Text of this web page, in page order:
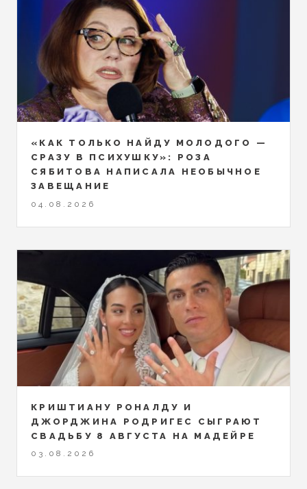
«КАК ТОЛЬКО НАЙДУ МОЛОДОГО —
СРАЗУ В ПСИХУШКУ»: РОЗА
СЯБИТОВА НАПИСАЛА НЕОБЫЧНОЕ
ЗАВЕЩАНИЕ
04.08.2026
КРИШТИАНУ РОНАЛДУ И
ДЖОРДЖИНА РОДРИГЕС СЫГРАЮТ
СВАДЬБУ 8 АВГУСТА НА МАДЕЙРЕ
03.08.2026